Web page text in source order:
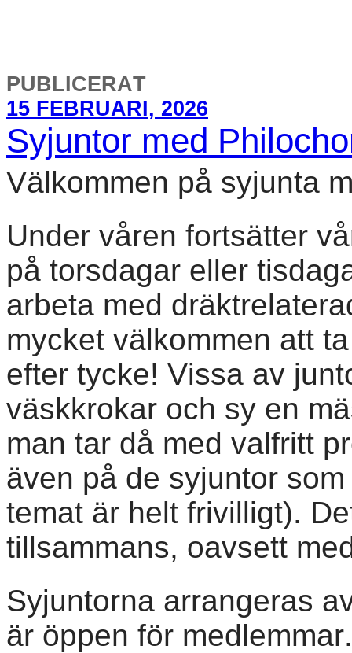
PUBLICERAT
15 FEBRUARI, 2026
Syjuntor med
Välkommen på syjunta
Under våren fortsätter
på torsdagar eller
arbeta med
mycket välkommen att
efter tycke! Vissa av
väskkrokar och sy en
man tar då med valfritt
även på de syjuntor
temat är helt frivilligt).
tillsammans, oavsett
Syjuntorna arrangeras
är öppen för medlemmar.